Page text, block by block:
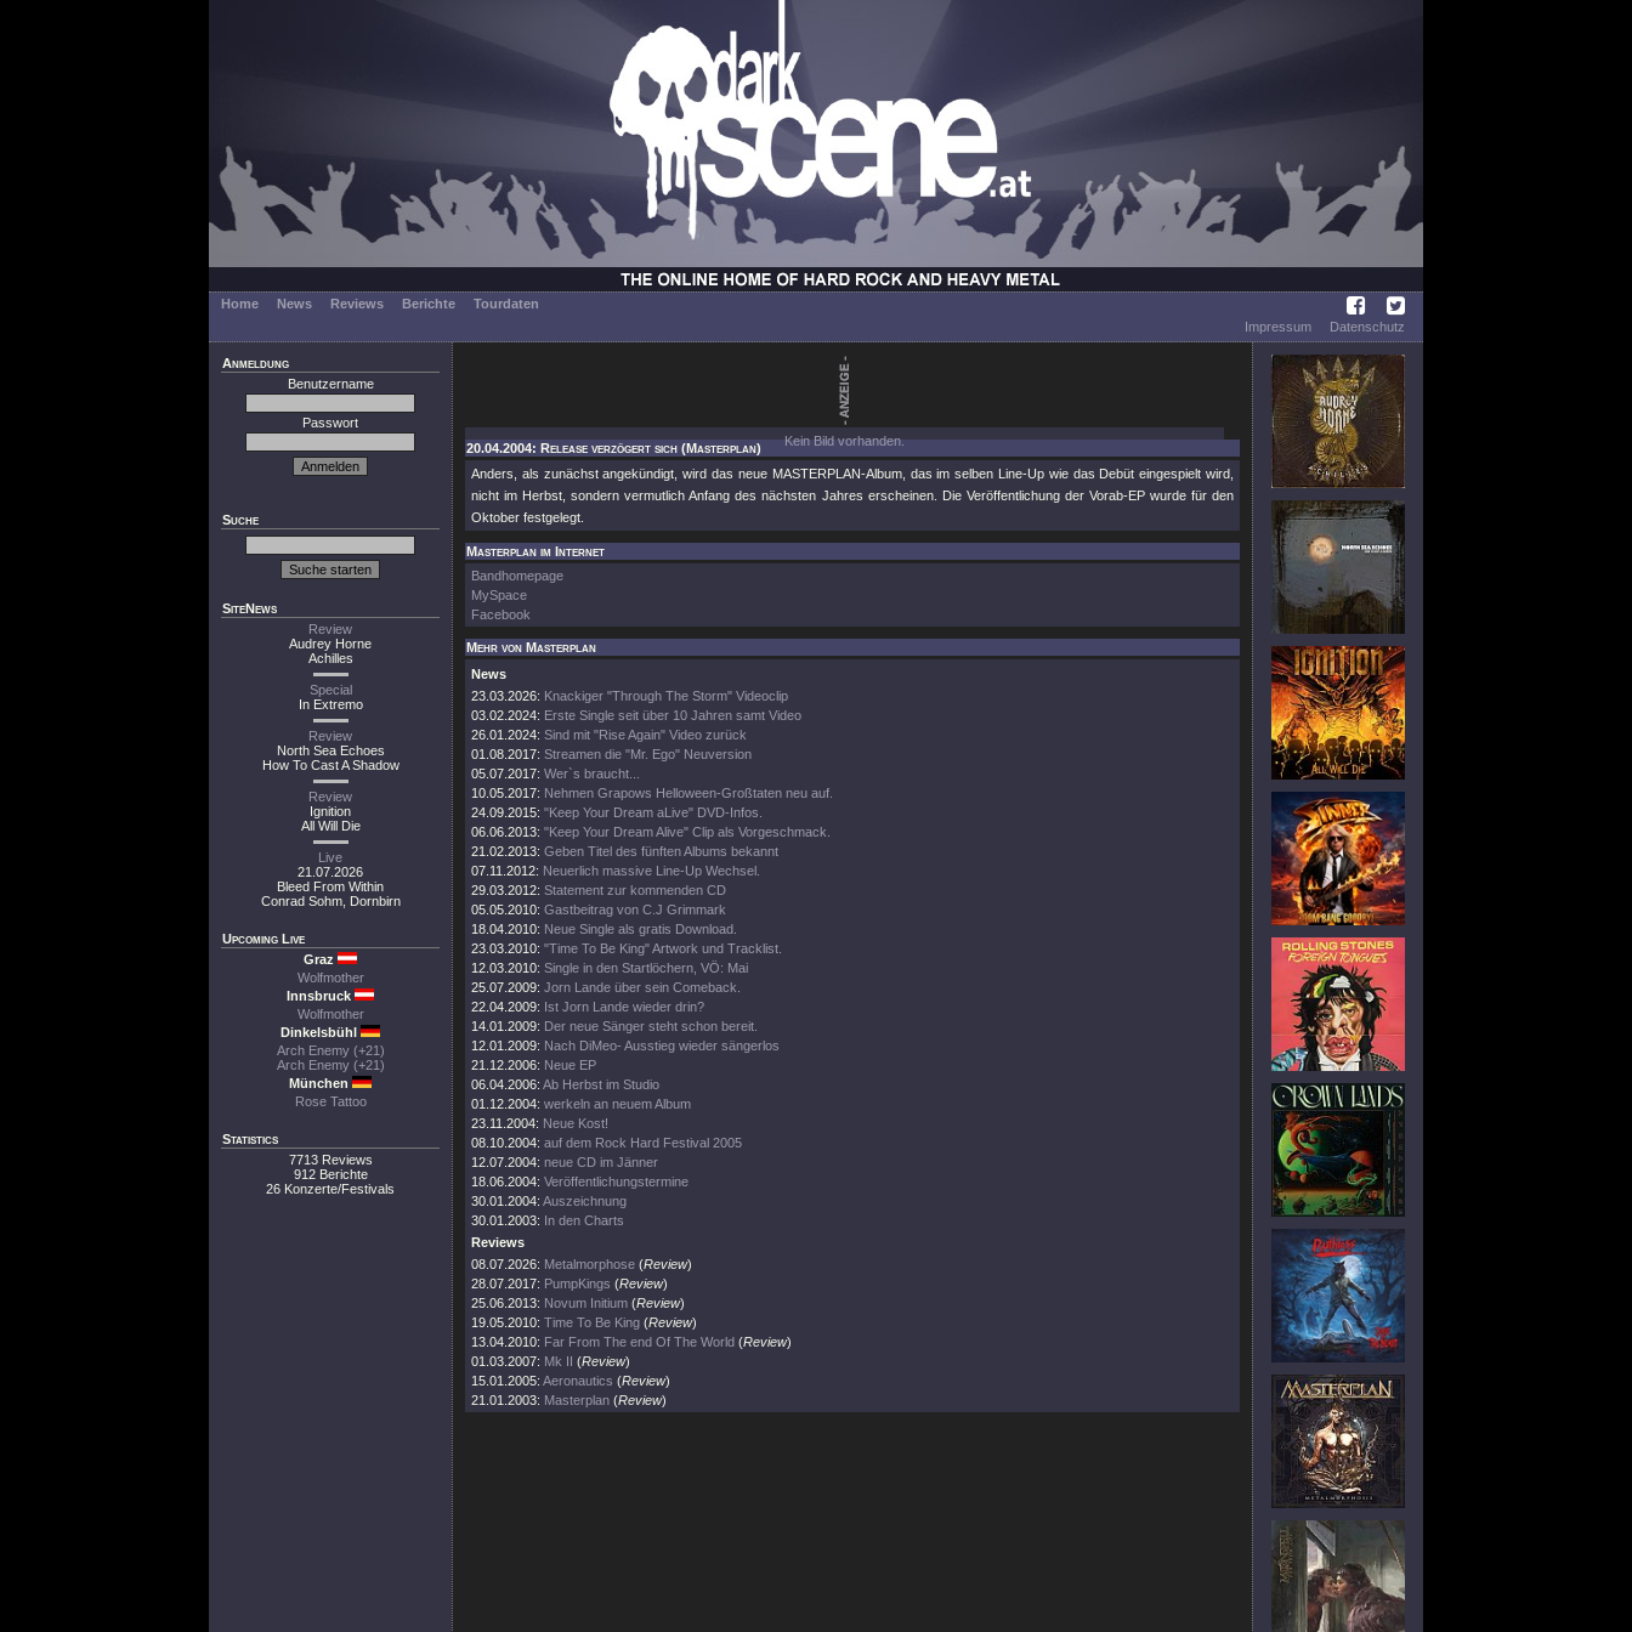
Home News Reviews Berichte
Tourdaten
Impressum
Datenschutz
Anmeldung
Benutzername
Passwort
Suche
SiteNews
Review
Audrey Horne
Achilles
Special
In Extremo
Review
North Sea Echoes
How To Cast A Shadow
Review
Ignition
All Will Die
Live
21.07.2026
Bleed From Within
Conrad Sohm, Dornbirn
Upcoming Live
Graz
Wolfmother
Innsbruck
Wolfmother
Dinkelsbühl
Arch Enemy (+21)
Arch Enemy (+21)
München
Rose Tattoo
Statistics
7713 Reviews
912 Berichte
26 Konzerte/Festivals
Kein Bild vorhanden.
20.04.2004: Release verzögert sich (Masterplan)
Anders, als zunächst angekündigt, wird das neue MASTERPLAN-Album, das im selben Line-Up wie das Debüt eingespielt wird,
nicht im Herbst, sondern vermutlich Anfang des nächsten Jahres erscheinen. Die Veröffentlichung der Vorab-EP wurde für den
Oktober festgelegt.
Masterplan im Internet
Bandhomepage
MySpace
Facebook
Mehr von Masterplan
News
23.03.2026: Knackiger "Through The Storm" Videoclip
03.02.2024: Erste Single seit über 10 Jahren samt Video
26.01.2024: Sind mit "Rise Again" Video zurück
01.08.2017: Streamen die "Mr. Ego" Neuversion
05.07.2017: Wer`s braucht...
10.05.2017: Nehmen Grapows Helloween-Großtaten neu auf.
24.09.2015: "Keep Your Dream aLive" DVD-Infos.
06.06.2013: "Keep Your Dream Alive" Clip als Vorgeschmack.
21.02.2013: Geben Titel des fünften Albums bekannt
07.11.2012: Neuerlich massive Line-Up Wechsel.
29.03.2012: Statement zur kommenden CD
05.05.2010: Gastbeitrag von C.J Grimmark
18.04.2010: Neue Single als gratis Download.
23.03.2010: "Time To Be King" Artwork und Tracklist.
12.03.2010: Single in den Startlöchern, VÖ: Mai
25.07.2009: Jorn Lande über sein Comeback.
22.04.2009: Ist Jorn Lande wieder drin?
14.01.2009: Der neue Sänger steht schon bereit.
12.01.2009: Nach DiMeo- Ausstieg wieder sängerlos
21.12.2006: Neue EP
06.04.2006: Ab Herbst im Studio
01.12.2004: werkeln an neuem Album
23.11.2004: Neue Kost!
08.10.2004: auf dem Rock Hard Festival 2005
12.07.2004: neue CD im Jänner
18.06.2004: Veröffentlichungstermine
30.01.2004: Auszeichnung
30.01.2003: In den Charts
Reviews
08.07.2026: Metalmorphose (Review)
28.07.2017: PumpKings (Review)
25.06.2013: Novum Initium (Review)
19.05.2010: Time To Be King (Review)
13.04.2010: Far From The end Of The World (Review)
01.03.2007: Mk II (Review)
15.01.2005: Aeronautics (Review)
21.01.2003: Masterplan (Review)